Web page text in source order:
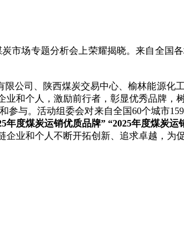
场专题分析会上荣耀揭晓。来自全国
司、陕西煤炭交易中心、榆林能源化
和个人，激励前行者，彰显优秀品牌，
。活动组委会对来自全国60个城市
年度煤炭运销优质品牌” “2025年度煤炭
和个人不断开拓创新、追求卓越，为